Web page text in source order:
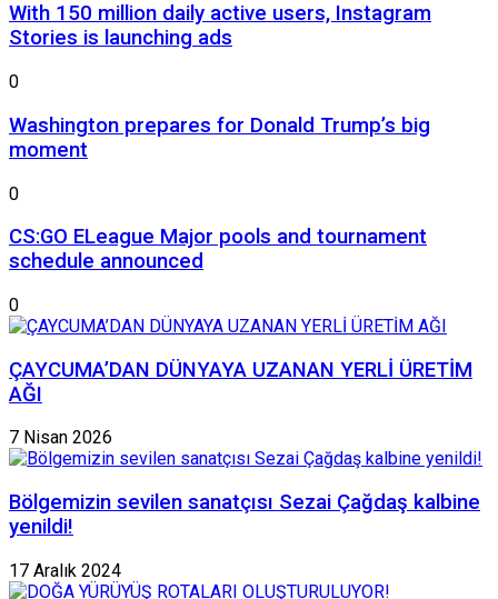
With 150 million daily active users, Instagram
Stories is launching ads
0
Washington prepares for Donald Trump’s big
moment
0
CS:GO ELeague Major pools and tournament
schedule announced
0
ÇAYCUMA’DAN DÜNYAYA UZANAN YERLİ ÜRETİM
AĞI
7 Nisan 2026
Bölgemizin sevilen sanatçısı Sezai Çağdaş kalbine
yenildi!
17 Aralık 2024